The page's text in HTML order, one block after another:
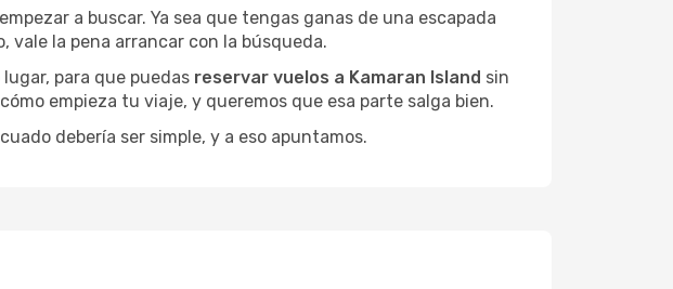
a buscar. Ya sea que tengas ganas de una escapada
vale la pena arrancar con la búsqueda.
para que puedas reservar vuelos a Kamaran Island sin
empieza tu viaje, y queremos que esa parte salga bien.
debería ser simple, y a eso apuntamos.